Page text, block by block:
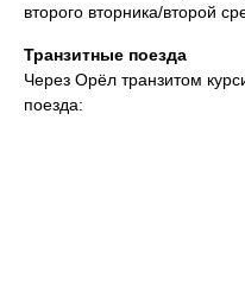
второго вторника/второй
Транзитные поезда
Через Орёл транзитом
поезда: